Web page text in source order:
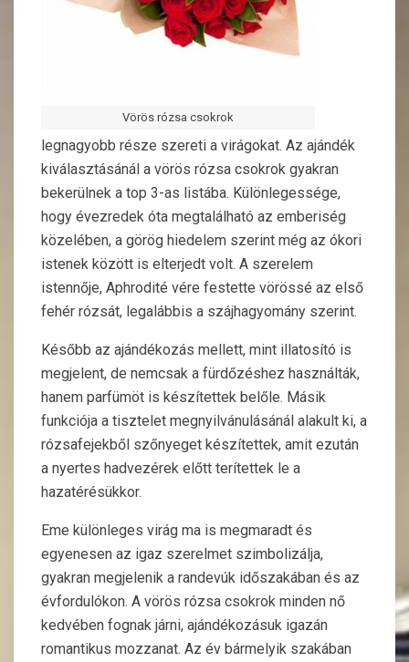
Vörös rózsa csokrok
legnagyobb része szereti a virágokat. Az ajándék
kiválasztásánál a vörös rózsa csokrok gyakran
bekerülnek a top 3-as listába. Különlegessége,
hogy évezredek óta megtalálható az emberiség
közelében, a görög hiedelem szerint még az ókori
istenek között is elterjedt volt. A szerelem
istennője, Aphrodité vére festette vörössé az első
fehér rózsát, legalábbis a szájhagyomány szerint.
Később az ajándékozás mellett, mint illatosító is
megjelent, de nemcsak a fürdőzéshez használták,
hanem parfümöt is készítettek belőle. Másik
funkciója a tisztelet megnyilvánulásánál alakult ki, a
rózsafejekből szőnyeget készítettek, amit ezután
a nyertes hadvezérek előtt terítettek le a
hazatérésükkor.
Eme különleges virág ma is megmaradt és
egyenesen az igaz szerelmet szimbolizálja,
gyakran megjelenik a randevúk időszakában és az
évfordulókon. A vörös rózsa csokrok minden nő
kedvében fognak járni, ajándékozásuk igazán
romantikus mozzanat. Az év bármelyik szakában